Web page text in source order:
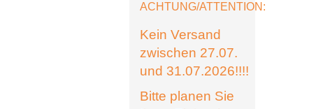
ACHTUNG/ATTENTION:
Kein Versand
zwischen 27.07.
und 31.07.2026!!!!
Bitte planen Sie